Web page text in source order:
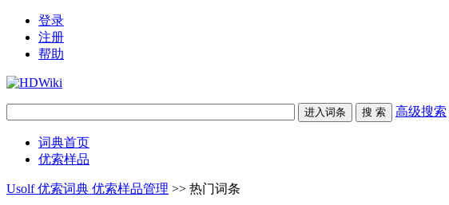
登录
注册
帮助
高级搜索
词典首页
优索样品
Usolf 优索词典 优索样品管理 >> 热门词条